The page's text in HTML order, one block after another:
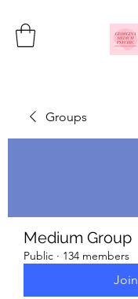
Groups
Medium Group
Public · 134 members
Join